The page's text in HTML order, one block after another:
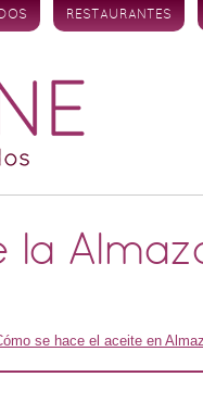
RESTAURANTES
la
se hace el aceite en